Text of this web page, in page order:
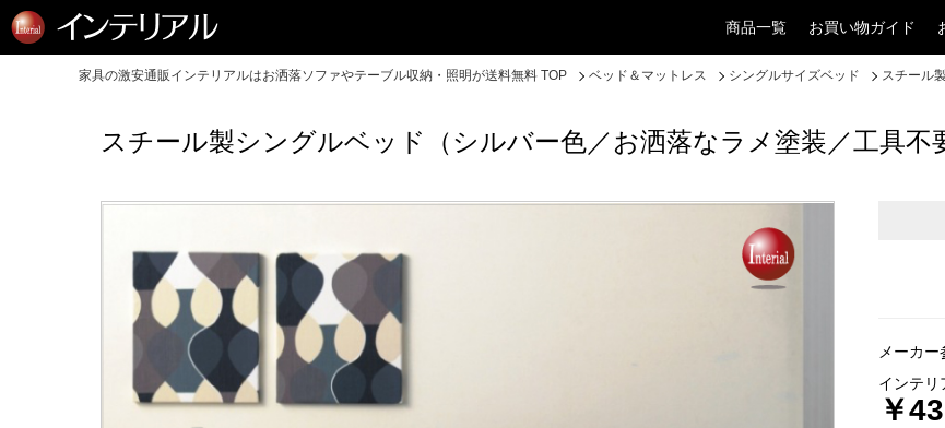
商品一覧 お買い物ガイド
家具の激安通販インテリアルはお洒落ソファやテーブル収納・照明が送料無料 TOP ベッド＆マットレス シングルサイズベッド スチール
スチール製シングルベッド（シルバー色／お洒落なラメ塗装／工具不
メーカ
インテリ
￥